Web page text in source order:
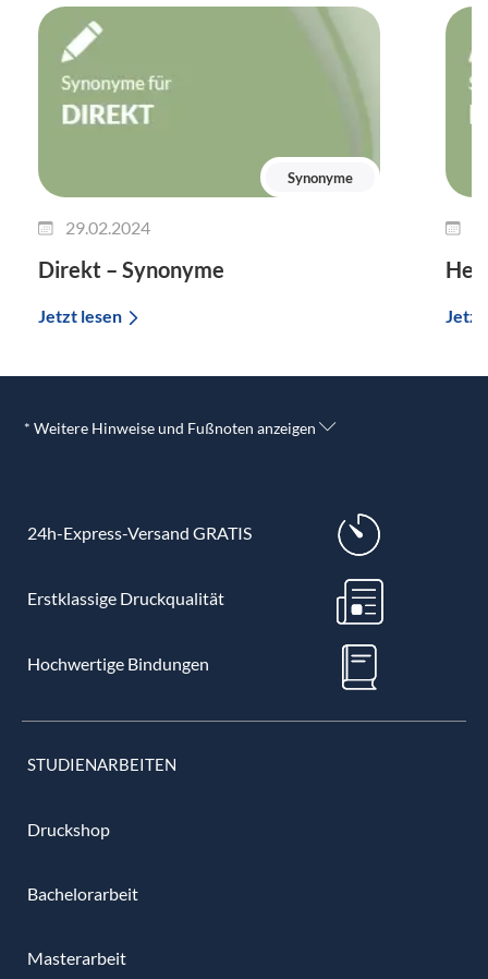
Synonyme
29.02.2024
Direkt – Synonyme
Jetzt lesen Jetzt
* Weitere Hinweise und Fußnoten anzeigen
24h-Express-Versand GRATIS
Erstklassige Druckqualität
Hochwertige Bindungen
STUDIENARBEITEN
Druckshop
Bachelorarbeit
Masterarbeit